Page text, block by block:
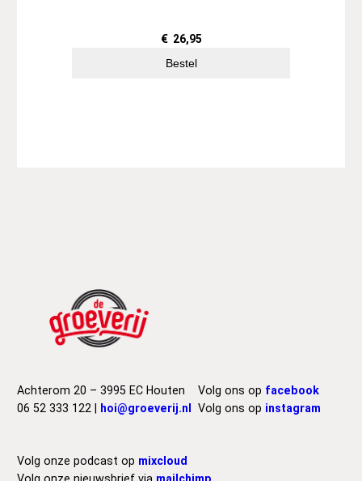
€ 26,95
Bestel
Achterom 20 – 3995 EC Houten
06 52 333 122 |
hoi@groeverij.nl
Volg ons op facebook
Volg ons op instagram
Volg onze podcast op mixcloud
Volg onze nieuwsbrief via mailchimp